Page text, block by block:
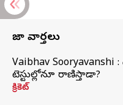
తాజా వార్తలు
Vaibhav
టెస్టుల్లోనూ రాణిస్తాడా?
క్రికెట్